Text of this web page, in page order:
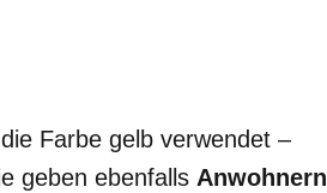
Farbe gelb verwendet –
geben ebenfalls Anwohnern